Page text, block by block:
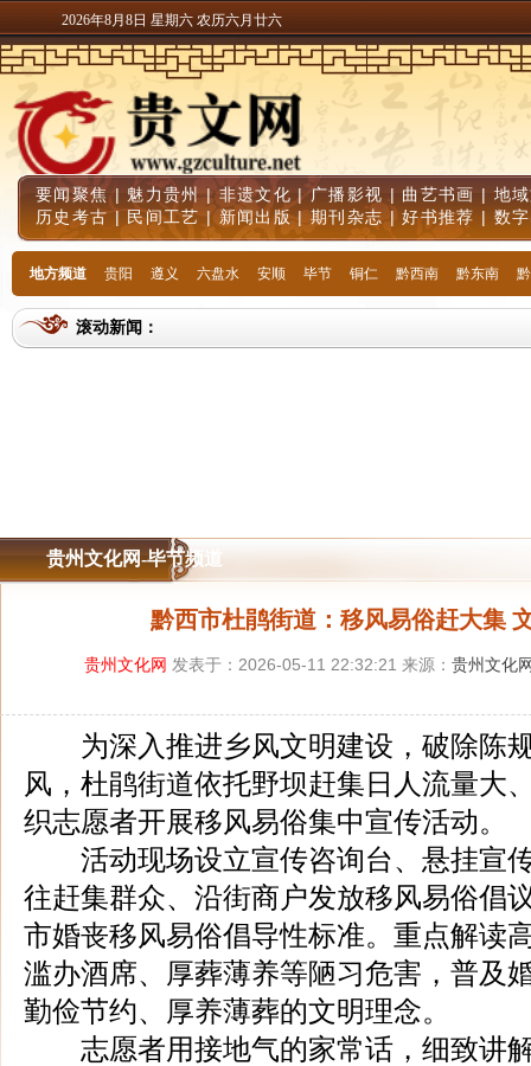
2026年8月8日 星期六 农历六月廿六
要闻聚焦| 魅力贵州|非遗文化 |广播影视 | 曲艺书画 | 地
历史考古 | 民间工艺 | 新闻出版|期刊杂志 |好书推荐 | 数
地方频道 贵阳 遵义 六盘水 安顺 毕节 铜仁 黔西南 黔东南
滚动新闻：
贵州文化网-毕节频道
黔西市杜鹃街道：移风易俗赶大集
贵州文化网 发表于：2026-05-11 22:32:21 来源： 贵州文化
为深入推进乡风文明建设，破除陈
风，杜鹃街道依托野坝赶集日人流量大
织志愿者开展移风易俗集中宣传活动。
活动现场设立宣传咨询台、悬挂宣
往赶集群众、沿街商户发放移风易俗倡
市婚丧移风易俗倡导性标准。重点解读
滥办酒席、厚葬薄养等陋习危害，普及
勤俭节约、厚养薄葬的文明理念。
志愿者用接地气的家常话，细致讲